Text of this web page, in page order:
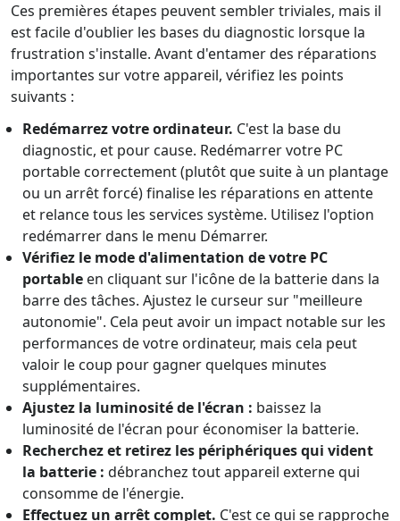
Ces premières étapes peuvent sembler triviales, mais il
est facile d'oublier les bases du diagnostic lorsque la
frustration s'installe. Avant d'entamer des réparations
importantes sur votre appareil, vérifiez les points
suivants :
Redémarrez votre ordinateur. C'est la base du
diagnostic, et pour cause. Redémarrer votre PC
portable correctement (plutôt que suite à un plantage
ou un arrêt forcé) finalise les réparations en attente
et relance tous les services système. Utilisez l'option
redémarrer dans le menu Démarrer.
Vérifiez le mode d'alimentation de votre PC
portableen cliquant sur l'icône de la batterie dans la
barre des tâches. Ajustez le curseur sur "meilleure
autonomie". Cela peut avoir un impact notable sur les
performances de votre ordinateur, mais cela peut
valoir le coup pour gagner quelques minutes
supplémentaires.
Ajustez la luminosité de l'écran : baissez la
luminosité de l'écran pour économiser la batterie.
Recherchez et retirez les périphériques qui vident
la batterie : débranchez tout appareil externe qui
consomme de l'énergie.
Effectuez un arrêt complet. C'est ce qui se rapproche